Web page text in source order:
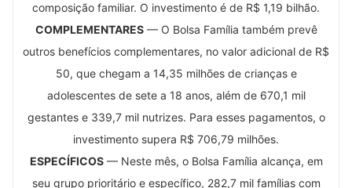
composição familiar. O investimento é de R$ 1,19 bilhão.
COMPLEMENTARES— O Bolsa Família também prevê
outros benefícios complementares, no valor adicional de R$
50, que chegam a 14,35 milhões de crianças e
adolescentes de sete a 18 anos, além de 670,1 mil
gestantes e 339,7 mil nutrizes. Para esses pagamentos, o
investimento supera R$ 706,79 milhões.
ESPECÍFICOS— Neste mês, o Bolsa Família alcança, em
seu grupo prioritário e específico, 282,7 mil famílias com